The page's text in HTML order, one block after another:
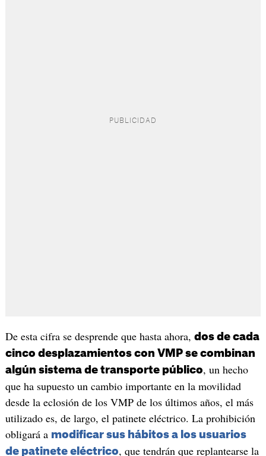
De esta cifra se desprende que hasta ahora, dos de cada
cinco desplazamientos con VMP se combinan
algún sistema de transporte público, un hecho
que ha supuesto un cambio importante en la movilidad
desde la eclosión de los VMP de los últimos años, el más
utilizado es, de largo, el patinete eléctrico. La prohibición
obligará a modificar sus hábitos a los usuarios
de patinete eléctrico, que tendrán que replantearse la